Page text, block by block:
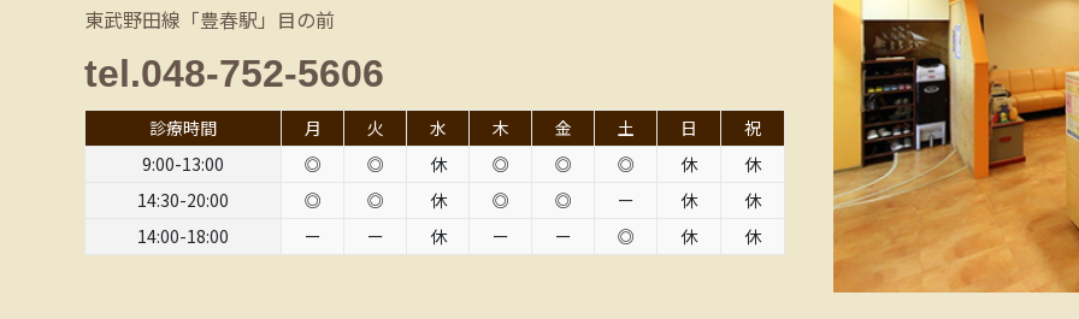
東武野田線「豊春駅」目の前
tel.048-752-5606
診療時間 月 火 水 木 金 土 日
祝
9:00-13:00
◎ ◎ 休 ◎ ◎ ◎ 休
休
14:30-20:00
◎ ◎ 休 ◎ ◎ ー 休
休
14:00-18:00
ー ー 休 ー ー ◎ 休 休